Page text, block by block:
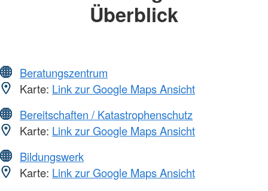
Überblick
Beratungszentrum
Karte: Link zur Google Maps Ansicht
Bereitschaften / Katastrophenschutz
Karte: Link zur Google Maps Ansicht
Bildungswerk
Karte: Link zur Google Maps Ansicht